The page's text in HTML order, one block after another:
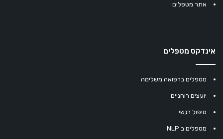
אתר מטפלים
אינדקס מטפלים
מטפלים ברפואה משלימה
יועצים רוחניים
טיפול רגשי
מטפלים ב NLP